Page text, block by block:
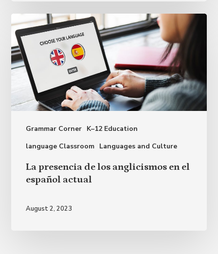
de
la
RAE
Grammar Corner K–12 Education
language Classroom Languages and Culture
presencia
La presencia de los anglicismos en el
español actual
August 2, 2023